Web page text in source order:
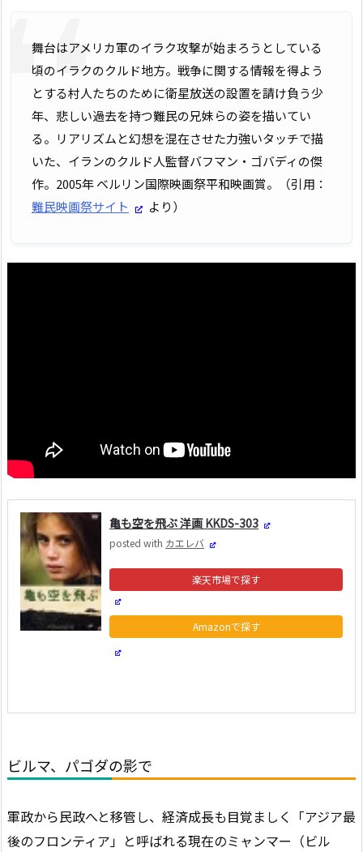
舞台はアメリカ軍のイラク攻撃が始まろうとしている
頃のイラクのクルド地方。戦争に関する情報を得よう
とする村人たちのために衛星放送の設置を請け負う少
年、悲しい過去を持つ難民の兄妹らの姿を描いてい
る。リアリズムと幻想を混在させた力強いタッチで描
いた、イランのクルド人監督バフマン・ゴバディの傑
作。2005年 ベルリン国際映画祭平和映画賞。（引用：
難民映画祭サイト
より）
亀も空を飛ぶ 洋画 KKDS-303
posted with カエレバ
楽天市場
Amazon
ビルマ、パゴダの影で
軍政から民政へと移管し、経済成長も目覚ましく「アジア最
後のフロンティア」と呼ばれる現在のミャンマー（ビル